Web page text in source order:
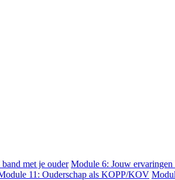
met je ouder Module 6: Jouw ervaringen
11: Ouderschap als KOPP/KOV